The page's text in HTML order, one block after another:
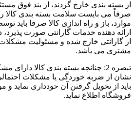
از بسته بندی خارج گردند، از بند فوق
صرفاً می بایست سلامت بسته بندی کالا
موارد، باز و راه اندازی کالا صرفا
ارائه دهنده خدمات گارانتی صورت
از گارانتی خارج شده و مسئولیت
مشتری می باشد.
تبصره 2: چنانچه بسته بندی کالا
نشان از ضربه خوردگی یا مشکلات
باید از تحویل گرفتن آن خودداری نماید و
فروشگاه اطلاع نماید.